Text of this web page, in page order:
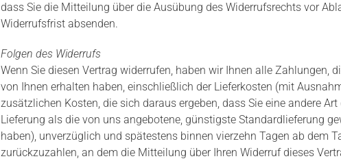
dass Sie die Mitteilung über die Ausübung des Widerrufsrechts vor
Widerrufsfrist absenden.
Folgen des Widerrufs
Wenn Sie diesen Vertrag widerrufen, haben wir Ihnen alle Zahlungen,
von Ihnen erhalten haben, einschließlich der Lieferkosten (mit
zusätzlichen Kosten, die sich daraus ergeben, dass Sie eine andere Art
Lieferung als die von uns angebotene, günstigste Standardlieferung
haben), unverzüglich und spätestens binnen vierzehn Tagen ab dem
zurückzuzahlen, an dem die Mitteilung über Ihren Widerruf dieses